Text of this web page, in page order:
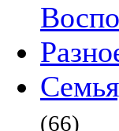
(66)